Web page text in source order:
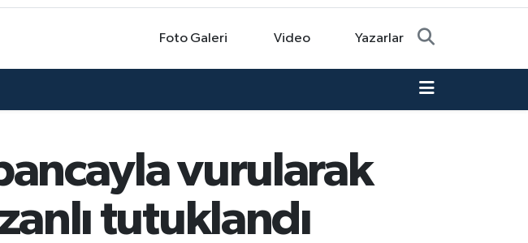
Foto Galeri Video Yazarlar
vurularak
tutuklandı